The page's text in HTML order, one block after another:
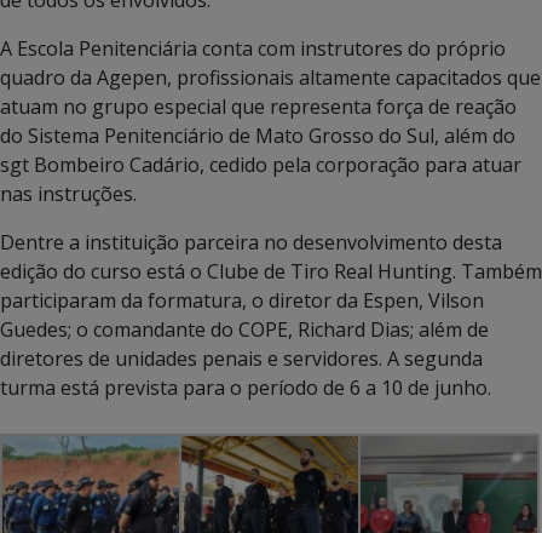
A Escola Penitenciária conta com instrutores do próprio
quadro da Agepen, profissionais altamente capacitados que
atuam no grupo especial que representa força de reação
do Sistema Penitenciário de Mato Grosso do Sul, além do
sgt Bombeiro Cadário, cedido pela corporação para atuar
nas instruções.
Dentre a instituição parceira no desenvolvimento desta
edição do curso está o Clube de Tiro Real Hunting. Também
participaram da formatura, o diretor da Espen, Vilson
Guedes; o comandante do COPE, Richard Dias; além de
diretores de unidades penais e servidores. A segunda
turma está prevista para o período de 6 a 10 de junho.